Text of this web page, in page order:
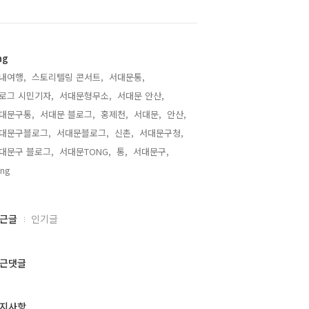
여행, 스토리텔링 콘서트, 서대문통,
그 시민기자, 서대문형무소, 서대문 안산,
문구통, 서대문 블로그, 홍제천, 서대문, 안산,
문구블로그, 서대문블로그, 신촌, 서대문구청,
문구 블로그, 서대문TONG, 통, 서대문구,
글 인기글
댓글
사항